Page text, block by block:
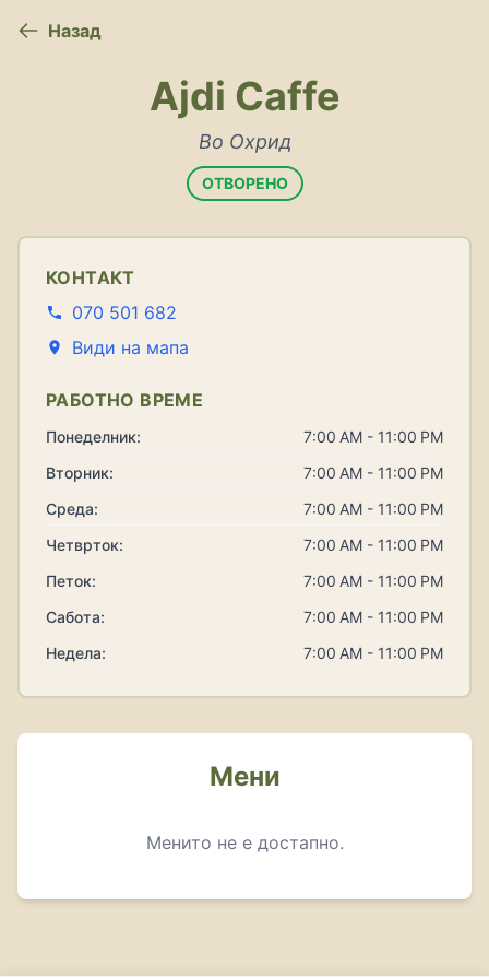
Назад
Ajdi Caffe
Во Охрид
ОТВОРЕНО
КОНТАКТ
070 501 682
Види на мапа
РАБОТНО ВРЕМЕ
Понеделник:
7:00 AM - 11:00 PM
Вторник:
7:00 AM - 11:00 PM
Среда:
7:00 AM - 11:00 PM
Четврток:
7:00 AM - 11:00 PM
Петок:
7:00 AM - 11:00 PM
Сабота:
7:00 AM - 11:00 PM
Недела:
7:00 AM - 11:00 PM
Мени
Менито не е достапно.